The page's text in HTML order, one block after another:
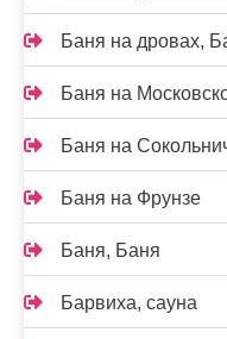
Баня на дровах,
Баня на
Баня на
Баня на Фрунзе
Баня, Баня
Барвиха, сауна